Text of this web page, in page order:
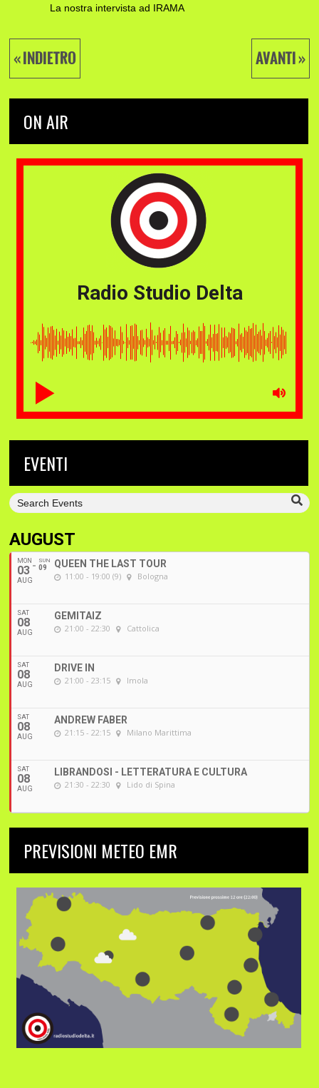
La nostra intervista ad IRAMA
« INDIETRO AVANTI »
ON AIR
Radio Studio Delta
EVENTI
AUGUST
MON
03
AUG
SUN
09 QUEEN THE LAST TOUR
11:00 - 19:00 (9) Bologna
SAT
08
AUG
GEMITAIZ
21:00 - 22:30 Cattolica
SAT
08
AUG
DRIVE IN
21:00 - 23:15 Imola
SAT
08
AUG
ANDREW FABER
21:15 - 22:15 Milano Marittima
SAT
08
AUG
LIBRANDOSI - LETTERATURA E CULTURA
21:30 - 22:30 Lido di Spina
PREVISIONI METEO EMR